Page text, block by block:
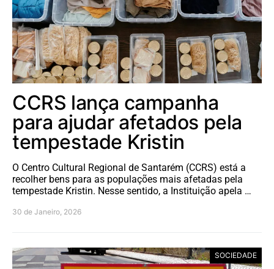
CCRS lança campanha
para ajudar afetados pela
tempestade Kristin
O Centro Cultural Regional de Santarém (CCRS) está a
recolher bens para as populações mais afetadas pela
tempestade Kristin. Nesse sentido, a Instituição apela …
30 de Janeiro, 2026
SOCIEDADE